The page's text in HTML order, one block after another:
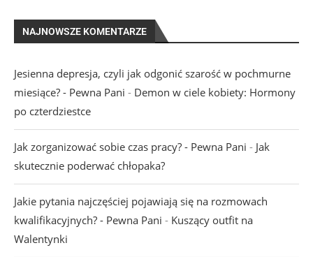
NAJNOWSZE KOMENTARZE
Jesienna depresja, czyli jak odgonić szarość w pochmurne
miesiące? - Pewna Pani - Demon w ciele kobiety: Hormony
po czterdziestce
Jak zorganizować sobie czas pracy? - Pewna Pani - Jak
skutecznie poderwać chłopaka?
Jakie pytania najczęściej pojawiają się na rozmowach
kwalifikacyjnych? - Pewna Pani - Kuszący outfit na
Walentynki